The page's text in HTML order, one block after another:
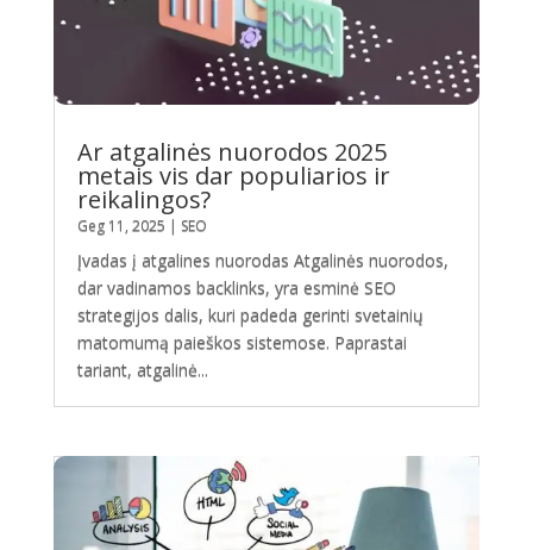
Ar atgalinės nuorodos 2025
metais vis dar populiarios ir
reikalingos?
Geg 11, 2025 | SEO
Įvadas į atgalines nuorodas Atgalinės nuorodos,
dar vadinamos backlinks, yra esminė SEO
strategijos dalis, kuri padeda gerinti svetainių
matomumą paieškos sistemose. Paprastai
tariant, atgalinė...